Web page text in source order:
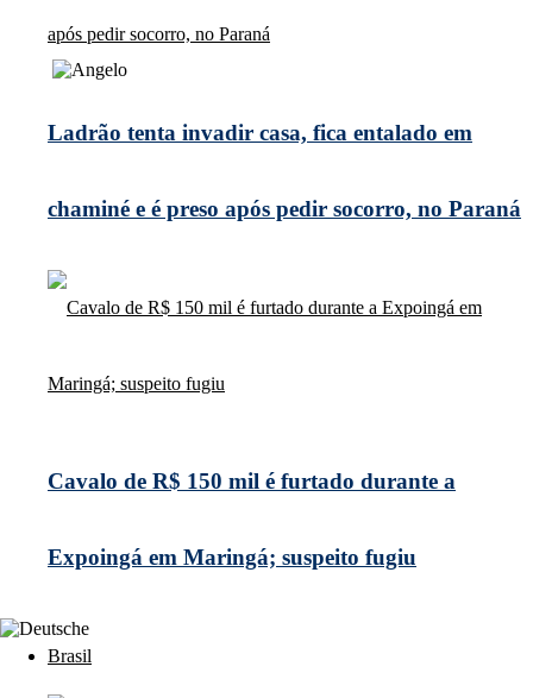
Ladrão tenta invadir casa, fica entalado em
chaminé e é preso após pedir socorro, no Paraná
Cavalo de R$ 150 mil é furtado durante a
Expoingá em Maringá; suspeito fugiu
Brasil